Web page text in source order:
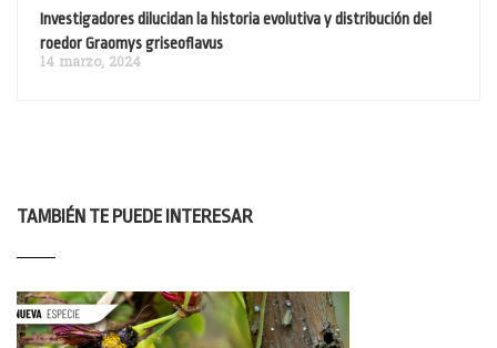
Investigadores dilucidan la historia evolutiva y distribución del
roedor Graomys griseoflavus
14 marzo, 2024
TAMBIÉN TE PUEDE INTERESAR